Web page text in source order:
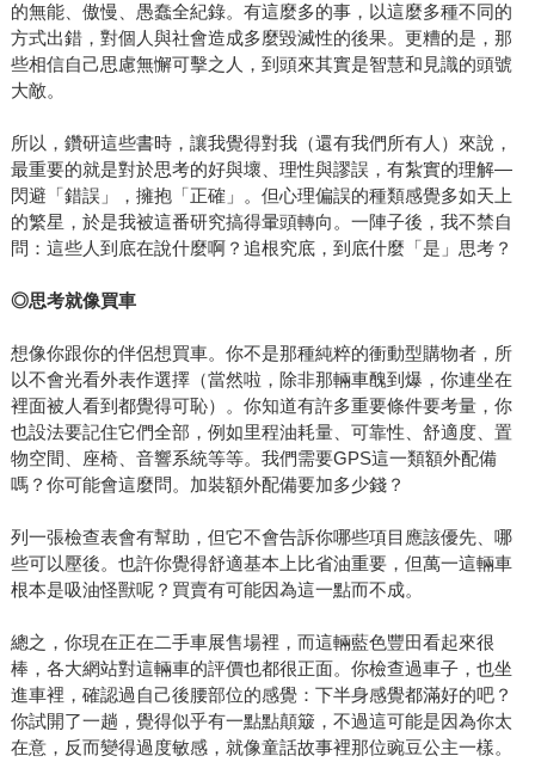
的無能、傲慢、愚蠢全紀錄。有這麼多的事，以這麼多種不同的
方式出錯，對個人與社會造成多麼毀滅性的後果。更糟的是，那
些相信自己思慮無懈可擊之人，到頭來其實是智慧和見識的頭號
大敵。
所以，鑽研這些書時，讓我覺得對我（還有我們所有人）來說，
最重要的就是對於思考的好與壞、理性與謬誤，有紮實的理解—
閃避「錯誤」，擁抱「正確」。但心理偏誤的種類感覺多如天上
的繁星，於是我被這番研究搞得暈頭轉向。一陣子後，我不禁自
問：這些人到底在說什麼啊？追根究底，到底什麼「是」思考？
◎思考就像買車
想像你跟你的伴侶想買車。你不是那種純粹的衝動型購物者，所
以不會光看外表作選擇（當然啦，除非那輛車醜到爆，你連坐在
裡面被人看到都覺得可恥）。你知道有許多重要條件要考量，你
也設法要記住它們全部，例如里程油耗量、可靠性、舒適度、置
物空間、座椅、音響系統等等。我們需要GPS這一類額外配備
嗎？你可能會這麼問。加裝額外配備要加多少錢？
列一張檢查表會有幫助，但它不會告訴你哪些項目應該優先、哪
些可以壓後。也許你覺得舒適基本上比省油重要，但萬一這輛車
根本是吸油怪獸呢？買賣有可能因為這一點而不成。
總之，你現在正在二手車展售場裡，而這輛藍色豐田看起來很
棒，各大網站對這輛車的評價也都很正面。你檢查過車子，也坐
進車裡，確認過自己後腰部位的感覺：下半身感覺都滿好的吧？
你試開了一趟，覺得似乎有一點點顛簸，不過這可能是因為你太
在意，反而變得過度敏感，就像童話故事裡那位豌豆公主一樣。